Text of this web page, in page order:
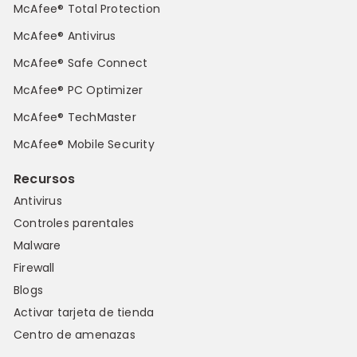
McAfee® Total Protection
McAfee® Antivirus
McAfee® Safe Connect
McAfee® PC Optimizer
McAfee® TechMaster
McAfee® Mobile Security
Recursos
Antivirus
Controles parentales
Malware
Firewall
Blogs
Activar tarjeta de tienda
Centro de amenazas